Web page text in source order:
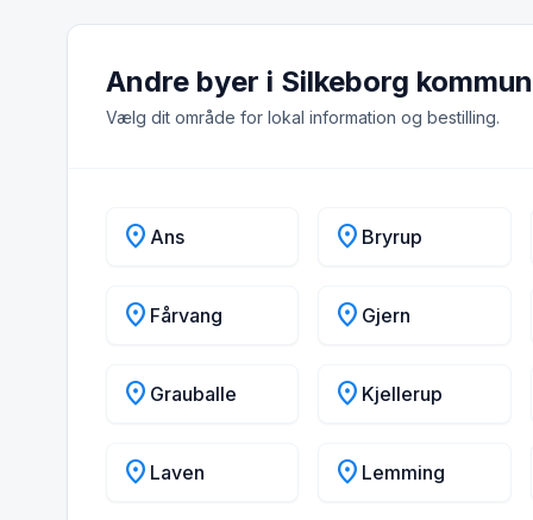
Andre byer i Silkeborg
Vælg dit område for lokal information og bestilling.
location_on Ans location_on Bryrup
location_on Fårvang location_on Gjern
location_on Grauballe location_on Kjellerup
location_on Laven location_on Lemming